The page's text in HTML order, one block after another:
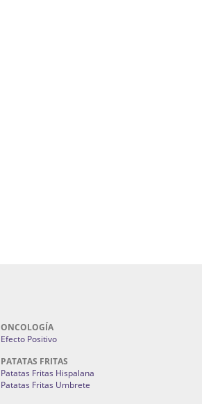
ONCOLOGÍA
Efecto Positivo
PATATAS FRITAS
Patatas Fritas Hispalana
Patatas Fritas Umbrete